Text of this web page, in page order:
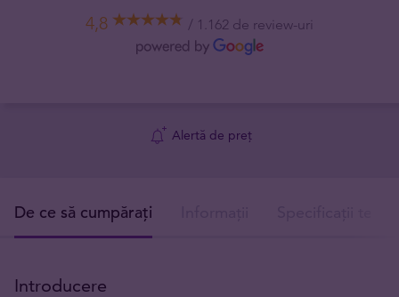
4,8 1.162 de review-uri
Alertă de preț
De ce să cumpărați
Introducere